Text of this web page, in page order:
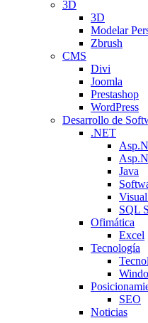
3D
3D
Modelar
Zbrush
CMS
Divi
Joomla
Prestashop
WordPress
Desarrollo de
.NET
Java
SQL
Ofimática
Excel
Tecnología
SEO
Noticias